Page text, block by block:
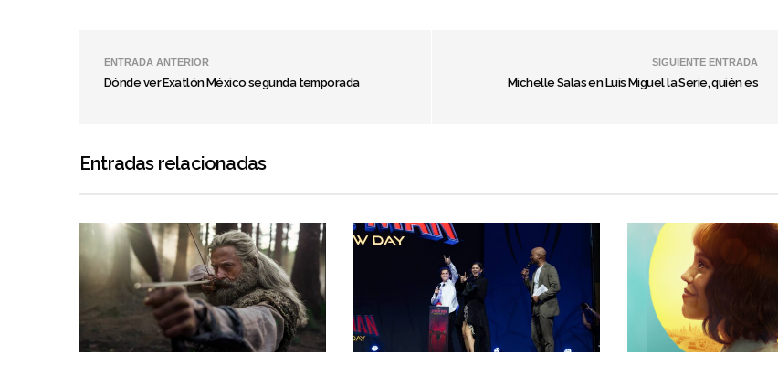
ENTRADA ANTERIOR
Dónde ver Exatlón México segunda temporada
SIGUIENTE ENTRADA
Michelle Salas en Luis Miguel la Serie, quién es
Entradas relacionadas